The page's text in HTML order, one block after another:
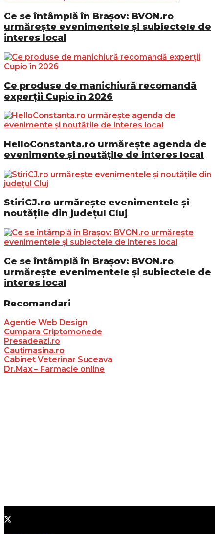
Ce se întâmplă în Brașov: BVON.ro
urmărește evenimentele și subiectele de
interes local
Ce produse de manichiură recomandă
experții Cupio în 2026
HelloConstanta.ro urmărește agenda de
evenimente și noutățile de interes local
StiriCJ.ro urmărește evenimentele și
noutățile din județul Cluj
Ce se întâmplă în Brașov: BVON.ro
urmărește evenimentele și subiectele de
interes local
Recomandari
Agentie Web Design
Cumpara Criptomonede
Presadeazi.ro
Cautimasina.ro
Cabinet Veterinar Suceava
Dr.Max – Farmacie online